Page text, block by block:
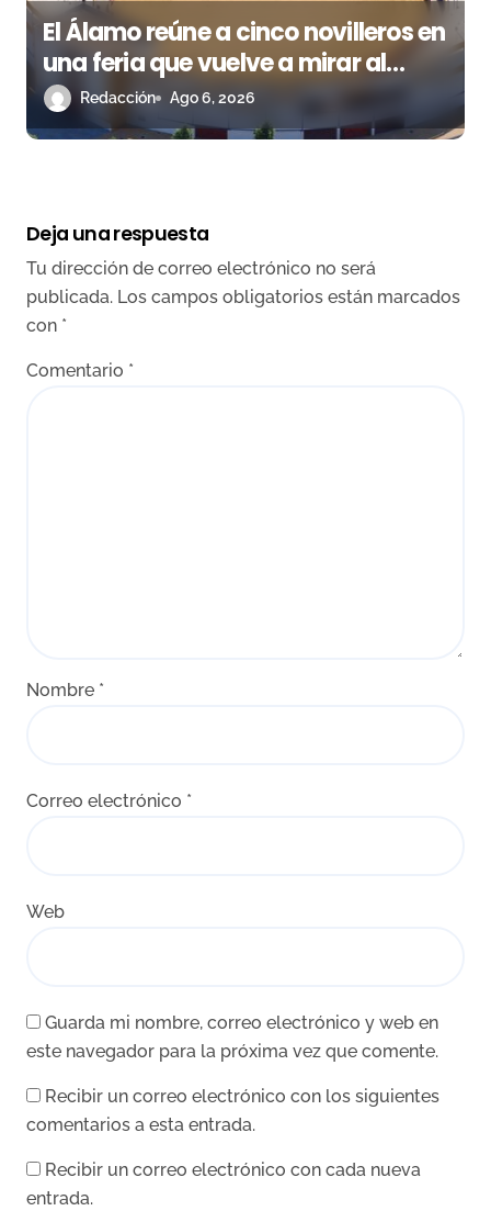
El Álamo reúne a cinco novilleros en
una feria que vuelve a mirar al
futuroRedacción Ago 6, 2026
Deja una respuesta
Tu dirección de correo electrónico no será
publicada. Los campos obligatorios están marcados
con *
Comentario *
Nombre *
Correo electrónico *
Web
Guarda mi nombre, correo electrónico y web en
este navegador para la próxima vez que comente.
Recibir un correo electrónico con los siguientes
comentarios a esta entrada.
Recibir un correo electrónico con cada nueva
entrada.